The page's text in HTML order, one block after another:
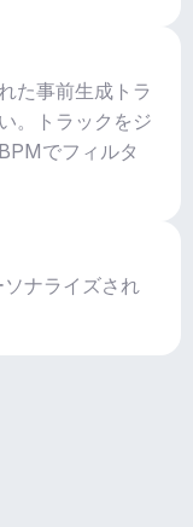
た事前生成トラ
。トラックをジ
でフィルタ
ナライズされ